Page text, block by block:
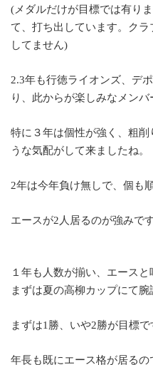
(メダルだけが目標では有り
て、打ち出しています。ク
してません)
2.3年も行徳ライオンズ、デ
り、此からが楽しみなメンバ
特に３年は個性が強く、粗
うな気配がして来ましたね。
2年は今年負け無しで、個も
エースが2人居るのが強みです
１年も人数が揃い、エース
まずは夏の高柳カップにて腕
まずは1勝、いや2勝が目標で
年長も既にエース格が居る